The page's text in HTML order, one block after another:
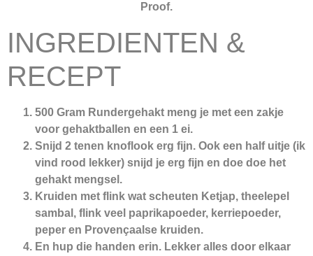
Proof.
INGREDIENTEN &
RECEPT
500 Gram Rundergehakt meng je met een zakje
voor gehaktballen en een 1 ei.
Snijd 2 tenen knoflook erg fijn. Ook een half uitje (ik
vind rood lekker) snijd je erg fijn en doe doe het
gehakt mengsel.
Kruiden met flink wat scheuten Ketjap, theelepel
sambal, flink veel paprikapoeder, kerriepoeder,
peper en Provençaalse kruiden.
En hup die handen erin. Lekker alles door elkaar